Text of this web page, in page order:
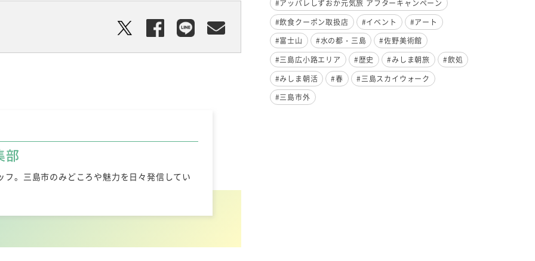
部
フ。三島市のみどころや魅力を日々発信してい
#アッパレしずおか元気旅 アフターキャンペーン
#飲食クーポン取扱店
#イベント
#アート
#富士山
#水の都・三島
#佐野美術館
#三島広小路エリア
#歴史 #みしま朝旅
#飲処
#みしま朝活
#春
#三島スカイウォーク
#三島市外